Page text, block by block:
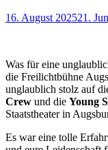
Posted
16. August 202521.
Was für eine
die Freilichtbühne
unglaublich stolz auf
Crew und die Young
Staatstheater in
Es war eine tolle